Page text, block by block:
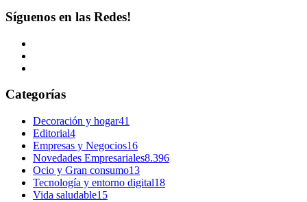
Síguenos en las Redes!
Categorías
Decoración y hogar41
Editorial4
Empresas y Negocios16
Novedades Empresariales8.396
Ocio y Gran consumo13
Tecnología y entorno digital18
Vida saludable15